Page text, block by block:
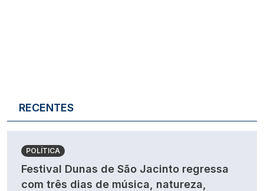
RECENTES
POLÍTICA
Festival Dunas de São Jacinto regressa
com três dias de música, natureza,